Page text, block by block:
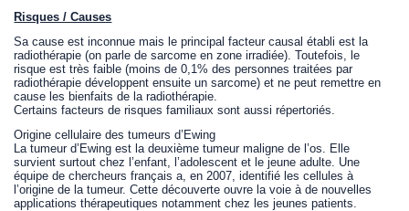
Risques / Causes
Sa cause est inconnue mais le principal facteur causal établi est la
radiothérapie (on parle de sarcome en zone irradiée). Toutefois, le
risque est très faible (moins de 0,1% des personnes traitées par
radiothérapie développent ensuite un sarcome) et ne peut remettre en
cause les bienfaits de la radiothérapie.
Certains facteurs de risques familiaux sont aussi répertoriés.
Origine cellulaire des tumeurs d’Ewing
La tumeur d’Ewing est la deuxième tumeur maligne de l’os. Elle
survient surtout chez l’enfant, l’adolescent et le jeune adulte. Une
équipe de chercheurs français a, en 2007, identifié les cellules à
l’origine de la tumeur. Cette découverte ouvre la voie à de nouvelles
applications thérapeutiques notamment chez les jeunes patients.